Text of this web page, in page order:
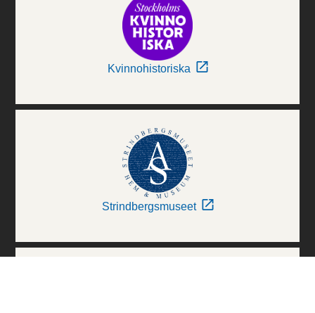
Kvinnohistoriska
Strindbergsmuseet